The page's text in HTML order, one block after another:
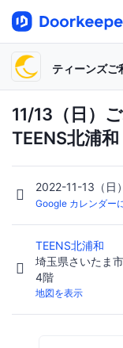
ティーンズご
11/13（日）
TEENS北浦和
2022-11-13（日
Google カレンダー
TEENS北浦和
埼玉県さいたま
4階
地図を表示